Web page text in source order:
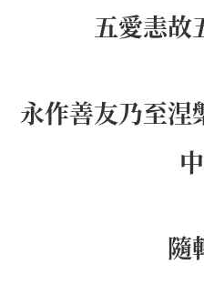
五愛恚故
永作善友乃至涅
隨